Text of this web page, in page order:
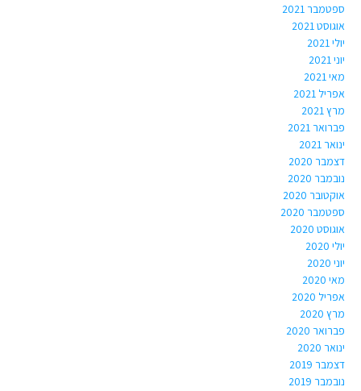
ספטמבר 2021
אוגוסט 2021
יולי 2021
יוני 2021
מאי 2021
אפריל 2021
מרץ 2021
פברואר 2021
ינואר 2021
דצמבר 2020
נובמבר 2020
אוקטובר 2020
ספטמבר 2020
אוגוסט 2020
יולי 2020
יוני 2020
מאי 2020
אפריל 2020
מרץ 2020
פברואר 2020
ינואר 2020
דצמבר 2019
נובמבר 2019